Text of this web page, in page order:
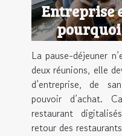
Entreprise
La pause-déjeuner
deux réunions, elle
d’entreprise, de
pouvoir d’achat.
restaurant
retour des